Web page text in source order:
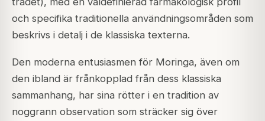
och specifika traditionella användningsområden som
beskrivs i detalj i de klassiska texterna.
Den moderna entusiasmen för Moringa, även om
den ibland är frånkopplad från dess klassiska
sammanhang, har sina rötter i en tradition av
noggrann observation som sträcker sig över